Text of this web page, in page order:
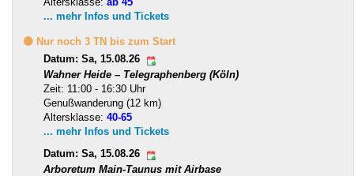
... mehr Infos und Tickets
🟡 Nur noch 3 TN bis zum Start
Datum: Sa, 15.08.26
Wahner Heide – Telegraphenberg (Köln)
Zeit: 11:00 - 16:30 Uhr
Genußwanderung (12 km)
Altersklasse: 40-65
... mehr Infos und Tickets
Datum: Sa, 15.08.26
Arboretum Main-Taunus mit Airbase